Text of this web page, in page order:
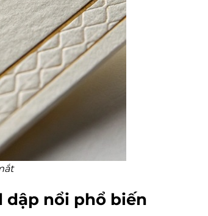
dập nổi phổ biến